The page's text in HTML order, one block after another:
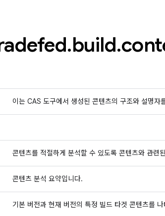
.build.
이는 CAS 도구에서 생성된 콘텐츠의 구조와 설명자
콘텐츠를 적절하게 분석할 수 있도록 콘텐츠와 관련
콘텐츠 분석 요약입니다.
기본 버전과 현재 버전의 특정 빌드 타겟 콘텐츠를